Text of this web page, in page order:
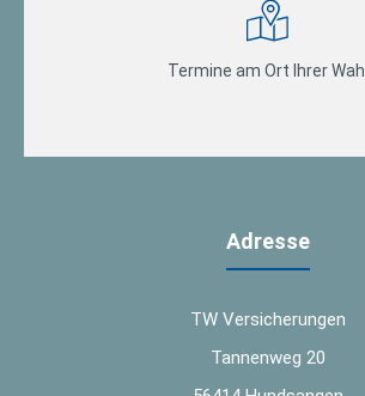
Termine am Ort Ihrer Wahl
Adresse
TW Versicherungen
Tannenweg 20